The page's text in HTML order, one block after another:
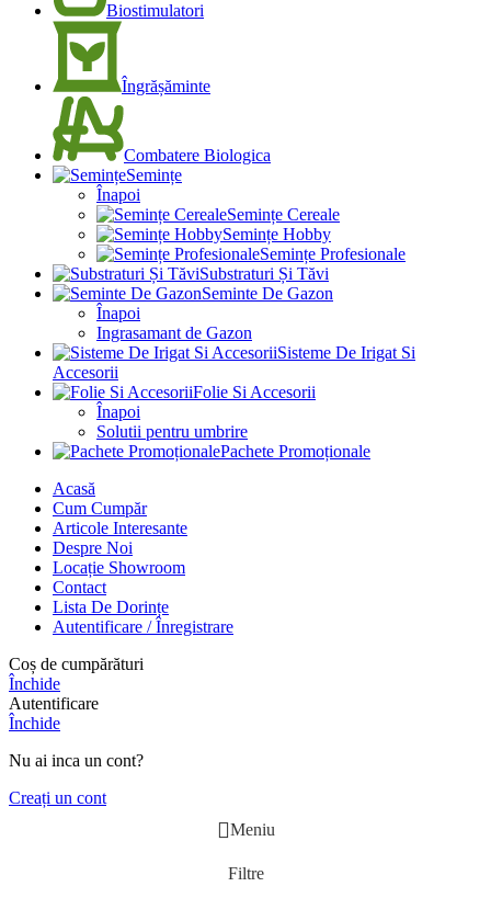
Biostimulatori
Îngrășăminte
Combatere Biologica
Semințe
Înapoi
Semințe Cereale
Semințe Hobby
Semințe Profesionale
Substraturi Și Tăvi
Seminte De Gazon
Înapoi
Ingrasamant de Gazon
Sisteme De Irigat Si
Accesorii
Folie Si Accesorii
Înapoi
Solutii pentru umbrire
Pachete Promoționale
Acasă
Cum Cumpăr
Articole Interesante
Despre Noi
Locație Showroom
Contact
Lista De Dorințe
Autentificare / Înregistrare
Coș de cumpărături
Închide
Autentificare
Închide
Nu ai inca un cont?
Creați un cont
Meniu
Filtre